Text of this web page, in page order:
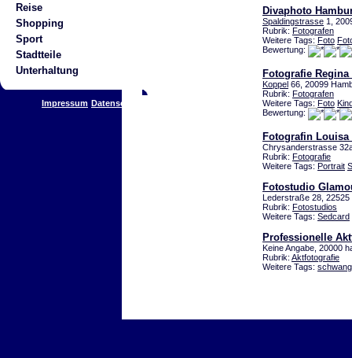
Reise
Shopping
Sport
Stadtteile
Unterhaltung
Impressum Datenschutz
Divaphoto
Spaldingstrasse 1,
Rubrik: Fotografen
Weitere Tags: Foto
Bewertung:
Fotografie
Koppel 66, 20099
Rubrik: Fotografen
Weitere Tags: Foto
Bewertung:
Fotografin Louisa
Chrysanderstrasse
Rubrik: Fotografie
Weitere Tags: Portrait
Fotostudio
Lederstraße 28, 22525
Rubrik: Fotostudios
Weitere Tags: Sedcard
Professionelle
Keine Angabe, 20000
Rubrik: Aktfotografie
Weitere Tags: